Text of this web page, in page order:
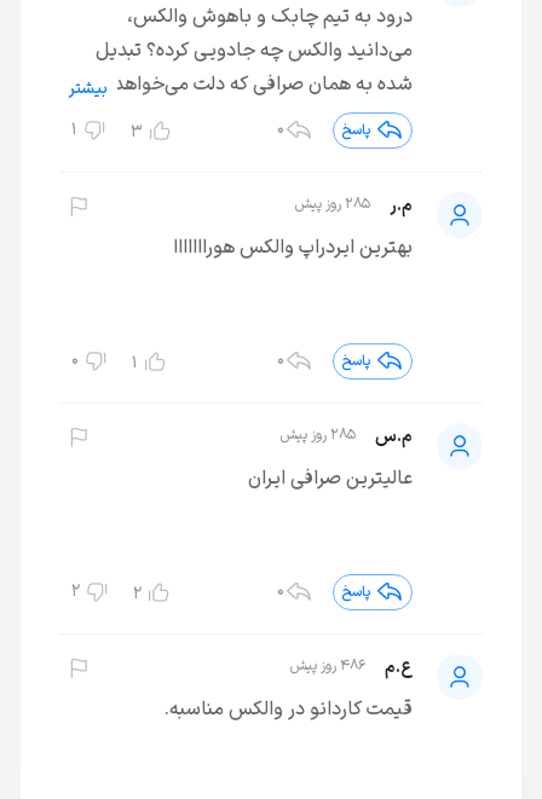
درود به تیم چابک و باهوش والکس،
می‌دانید والکس چه جادویی کرده؟ تبدیل
شده به همان صرافی که دلت می‌خواهد با ا...
بیشتر
پاسخ 0
3
1
م.ر 285 روز پیش
بهترین ایردراپ والکس هورااااااا
پاسخ 0
1
0
م.س 285 روز پیش
عالیترین صرافی ایران
پاسخ 0
2
2
ع.م 486 روز پیش
قیمت کاردانو در والکس مناسبه.